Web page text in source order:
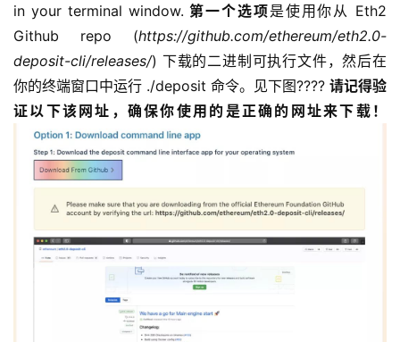
in your terminal window.第一个选项是使用你从 Eth2
Github repo (https://github.com/ethereum/eth2.0-
deposit-cli/releases/) 下载的二进制可执行文件，然后在
你的终端窗口中运行 ./deposit 命令。见下图???? 请记得验
证以下该网址，确保你使用的是正确的网址来下载！